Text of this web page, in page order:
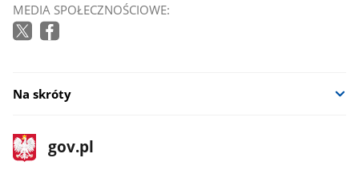
MEDIA SPOŁECZNOŚCIOWE:
Na skróty
stopka
gov.pl
Strona
gov.pl